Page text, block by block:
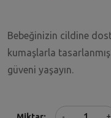
Bebeğinizin cildine
kumaşlarla
güveni yaşayın.